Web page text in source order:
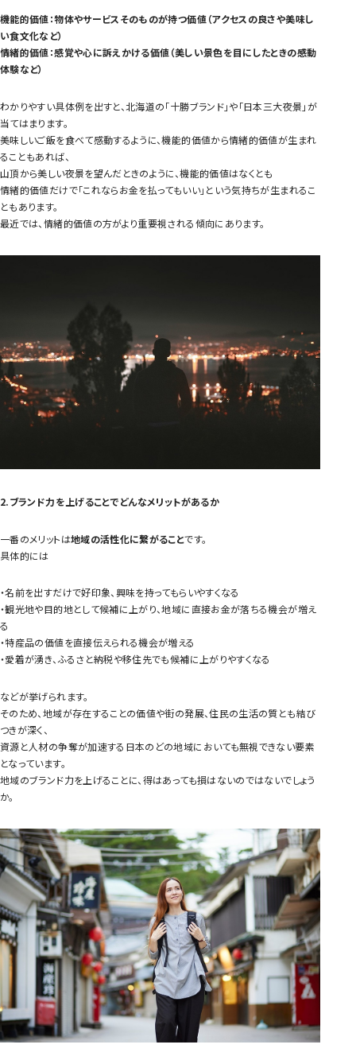
機能的価値：物体やサービスそのものが持つ価値（アクセスの良さや美味し
い食文化など）
情緒的価値：感覚や心に訴えかける価値（美しい景色を目にしたときの感動
体験など）
わかりやすい具体例を出すと、北海道の「十勝ブランド」や「日本三大夜景」が
当てはまります。
美味しいご飯を食べて感動するように、機能的価値から情緒的価値が生まれ
ることもあれば、
山頂から美しい夜景を望んだときのように、機能的価値はなくとも
情緒的価値だけで「これならお金を払ってもいい」という気持ちが生まれるこ
ともあります。
最近では、情緒的価値の方がより重要視される傾向にあります。
2.ブランド力を上げることでどんなメリットがあるか
一番のメリットは地域の活性化に繋がることです。
具体的には
・名前を出すだけで好印象、興味を持ってもらいやすくなる
・観光地や目的地として候補に上がり、地域に直接お金が落ちる機会が増え
る
・特産品の価値を直接伝えられる機会が増える
・愛着が湧き、ふるさと納税や移住先でも候補に上がりやすくなる
などが挙げられます。
そのため、地域が存在することの価値や街の発展、住民の生活の質とも結び
つきが深く、
資源と人材の争奪が加速する日本のどの地域においても無視できない要素
となっています。
地域のブランド力を上げることに、得はあっても損はないのではないでしょう
か。